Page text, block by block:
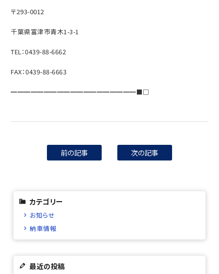
〒293-0012
千葉県富津市青木1-3-1
TEL：0439-88-6662
FAX：0439-88-6663
━━━━━━━━━━━━━━━━━━━■□
前の記事 次の記事
カテゴリー
お知らせ
納車情報
最近の投稿